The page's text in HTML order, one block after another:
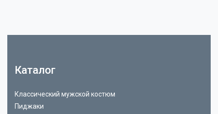
Каталог
Классический мужской костюм
Пиджаки